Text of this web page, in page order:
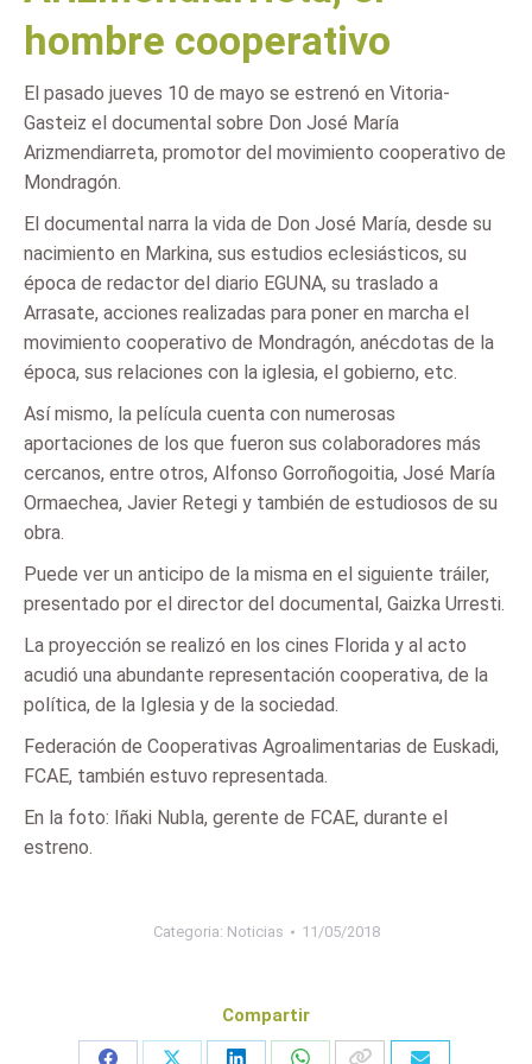
hombre cooperativo
El pasado jueves 10 de mayo se estrenó en Vitoria-
Gasteiz el documental sobre Don José María
Arizmendiarreta, promotor del movimiento cooperativo de
Mondragón.
El documental narra la vida de Don José María, desde su
nacimiento en Markina, sus estudios eclesiásticos, su
época de redactor del diario EGUNA, su traslado a
Arrasate, acciones realizadas para poner en marcha el
movimiento cooperativo de Mondragón, anécdotas de la
época, sus relaciones con la iglesia, el gobierno, etc.
Así mismo, la película cuenta con numerosas
aportaciones de los que fueron sus colaboradores más
cercanos, entre otros, Alfonso Gorroñogoitia, José María
Ormaechea, Javier Retegi y también de estudiosos de su
obra.
Puede ver un anticipo de la misma en el siguiente tráiler,
presentado por el director del documental, Gaizka Urresti.
La proyección se realizó en los cines Florida y al acto
acudió una abundante representación cooperativa, de la
política, de la Iglesia y de la sociedad.
Federación de Cooperativas Agroalimentarias de Euskadi,
FCAE, también estuvo representada.
En la foto: Iñaki Nubla, gerente de FCAE, durante el
estreno.
Categoria: Noticias 11/05/2018
Compartir